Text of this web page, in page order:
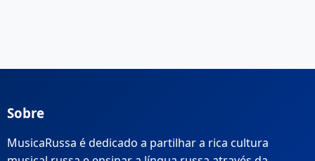
Sobre
MusicaRussa é dedicado a partilhar a rica cultura